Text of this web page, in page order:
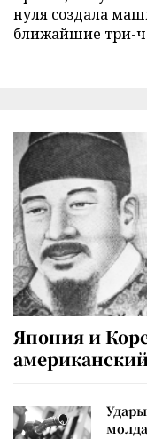
нуля создала
ближайшие три-
Япония и